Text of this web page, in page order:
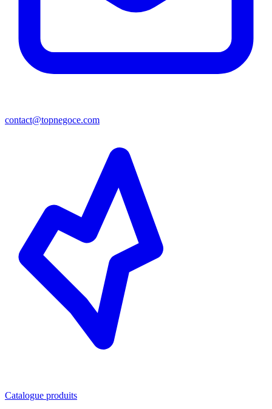
contact@topnegoce.com
Catalogue produits